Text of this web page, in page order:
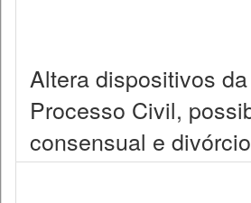
Altera dispositivos
Processo Civil,
consensual e